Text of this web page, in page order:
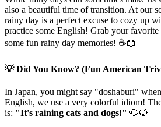
also a beautiful time of transition. At our
rainy day is a perfect excuse to cozy up
practice some English! Grab your
some fun rainy day memories! ☕📖
💡 Did You Know? (Fun American
In Japan, you might say "doshaburi"
English, we use a very colorful idiom!
is: "It's raining cats and dogs!" 🐶🐱